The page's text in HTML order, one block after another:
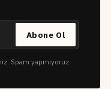
Abone Ol
Spam yapmıyoruz.